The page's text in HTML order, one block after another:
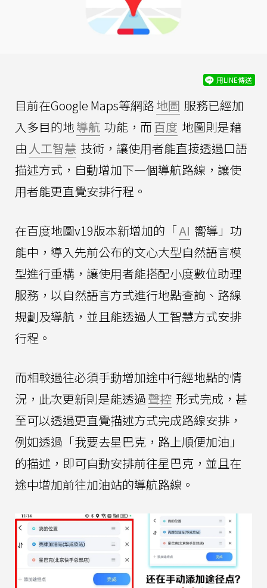
用LINE傳送
目前在Google Maps等網路地圖 服務已經加
入多目的地導航 功能，而百度 地圖則是藉
由 人工智慧 技術，讓使用者能直接透過口語
描述方式，自動增加下一個導航路線，讓使
用者能更直覺安排行程。
在百度地圖v19版本新增加的「AI 嚮導」功
能中，導入先前公布的文心大型自然語言模
型進行重構，讓使用者能搭配小度數位助理
服務，以自然語言方式進行地點查詢、路線
規劃及導航，並且能透過人工智慧方式安排
行程。
而相較過往必須手動增加途中行經地點的情
況，此次更新則是能透過聲控 形式完成，甚
至可以透過更直覺描述方式完成路線安排，
例如透過「我要去星巴克，路上順便加油」
的描述，即可自動安排前往星巴克，並且在
途中增加前往加油站的導航路線。